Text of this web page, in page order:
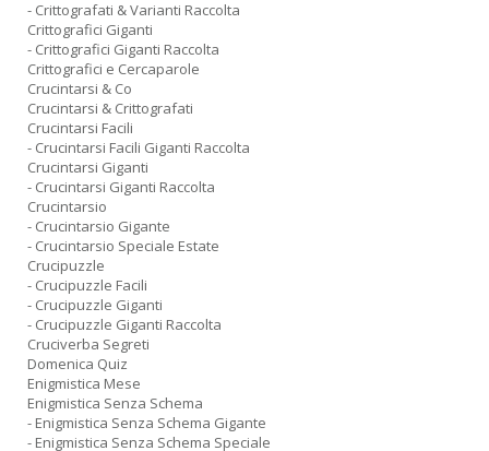
- Crittografati & Varianti Raccolta
Crittografici Giganti
- Crittografici Giganti Raccolta
Crittografici e Cercaparole
Crucintarsi & Co
Crucintarsi & Crittografati
Crucintarsi Facili
- Crucintarsi Facili Giganti Raccolta
Crucintarsi Giganti
- Crucintarsi Giganti Raccolta
Crucintarsio
- Crucintarsio Gigante
- Crucintarsio Speciale Estate
Crucipuzzle
- Crucipuzzle Facili
- Crucipuzzle Giganti
- Crucipuzzle Giganti Raccolta
Cruciverba Segreti
Domenica Quiz
Enigmistica Mese
Enigmistica Senza Schema
- Enigmistica Senza Schema Gigante
- Enigmistica Senza Schema Speciale